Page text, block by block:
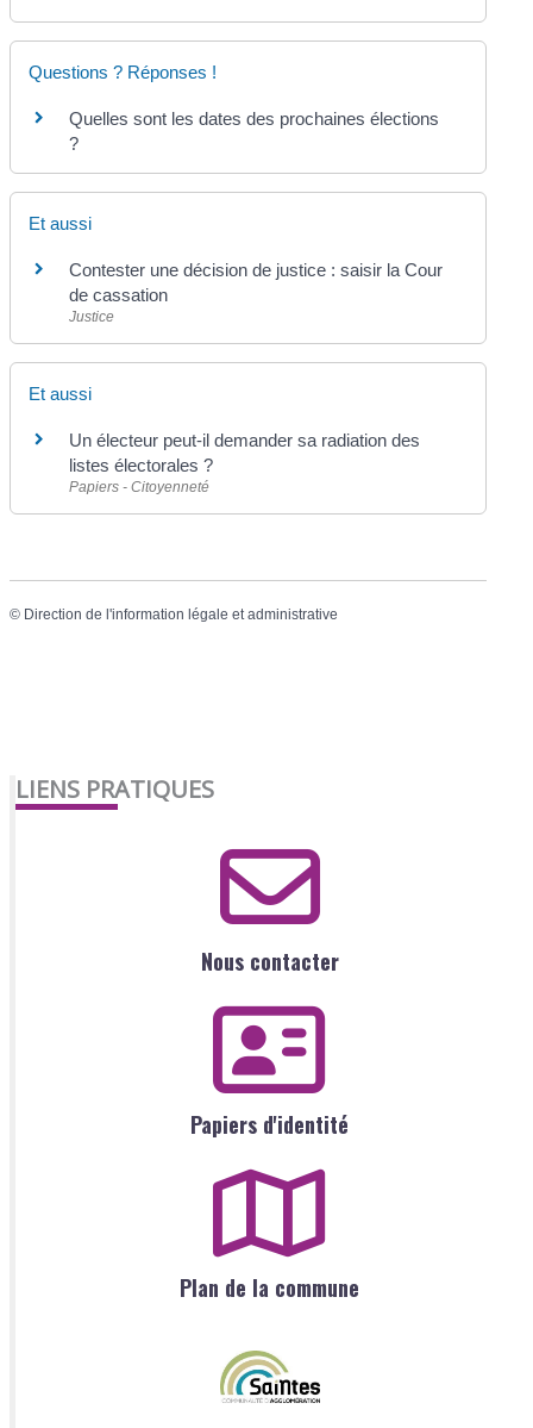
Questions ? Réponses !
Quelles sont les dates des prochaines élections
?
Et aussi
Contester une décision de justice : saisir la Cour
de cassation
Justice
Et aussi
Un électeur peut-il demander sa radiation des
listes électorales ?
Papiers - Citoyenneté
© Direction de l'information légale et administrative
LIENS PRATIQUES
Nous contacter
Papiers d'identité
Plan de la commune